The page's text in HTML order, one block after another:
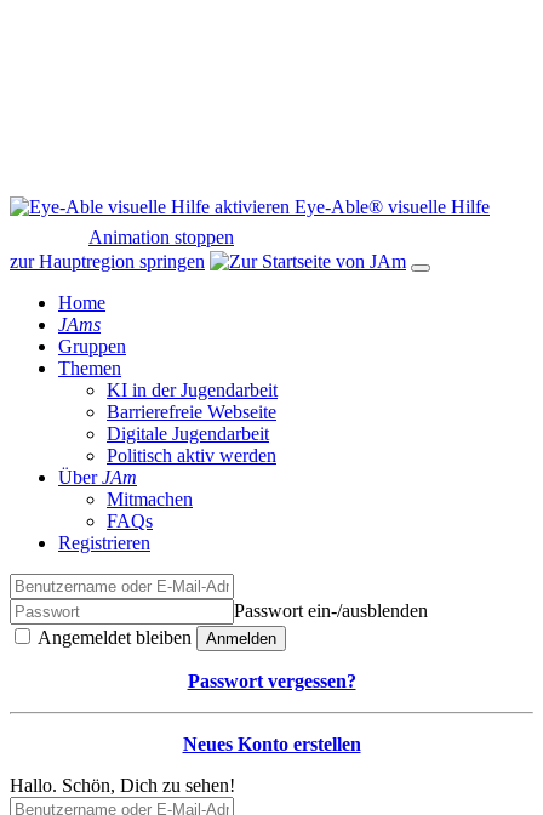
Eye-Able® visuelle Hilfe
Animation stoppen
zur Hauptregion springen
Home
JAms
Gruppen
Themen
KI in der Jugendarbeit
Barrierefreie Webseite
Digitale Jugendarbeit
Politisch aktiv werden
ÜberJAm
Mitmachen
FAQs
Registrieren
Passwort ein-/ausblenden
Angemeldet bleiben
Anmelden
Passwort vergessen?
Neues Konto erstellen
Hallo. Schön, Dich zu sehen!